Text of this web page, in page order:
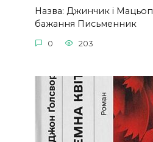
Назва: Джинчик і
бажання Письменник
0 203